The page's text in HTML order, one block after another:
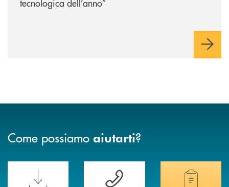
tecnologica dell’anno”
Come possiamo aiutarti?
Scopri le funzionalità della nuova PRENOTA BANCA
Hai bisogno di assistenza immediata?
Hai bisogno di